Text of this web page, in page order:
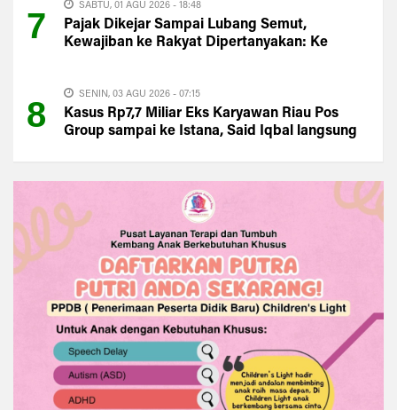
7
SABTU, 01 AGU 2026 - 18:48
Pajak Dikejar Sampai Lubang Semut,
Kewajiban ke Rakyat Dipertanyakan: Ke
8
SENIN, 03 AGU 2026 - 07:15
Kasus Rp7,7 Miliar Eks Karyawan Riau Pos
Group sampai ke Istana, Said Iqbal langsung